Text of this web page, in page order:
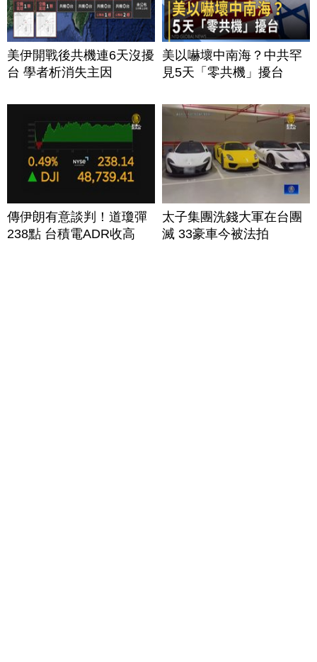
美伊開戰後共機連6天沒擾
台 學者析消失主因
美以嚇壞中南海？中共罕
見5天「零共機」擾台
傳伊朗有意談判！道瓊彈
238點 台積電ADR收高
太子集團洗錢大軍在台團
滅 33豪車今被法拍